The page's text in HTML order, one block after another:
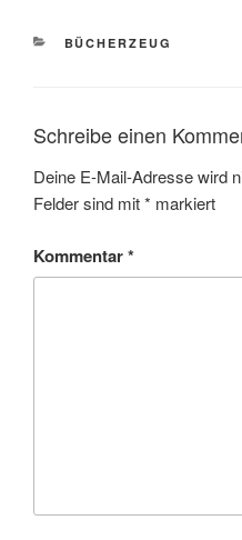
KATEGORIEN
BÜCHERZEUG
Schreibe einen
Deine E-Mail-Adresse wird
Felder sind mit* markiert
Kommentar*